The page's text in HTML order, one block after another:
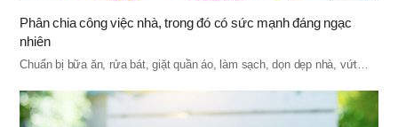
Phân chia công việc nhà, trong đó có sức mạnh đáng ngạc
nhiên
Chuẩn bị bữa ăn, rửa bát, giặt quần áo, làm sạch, dọn dẹp nhà, vứt…